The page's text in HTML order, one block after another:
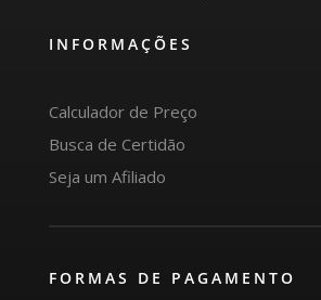
INFORMAÇÕES
Calculador de Preço
Busca de Certidão
Seja um Afiliado
FORMAS DE PAGAMENTO